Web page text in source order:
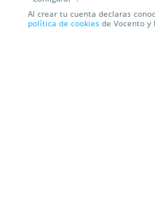
Luz de trabajo 20W
Al crear tu cuenta declaras
política de cookies de Vocento y